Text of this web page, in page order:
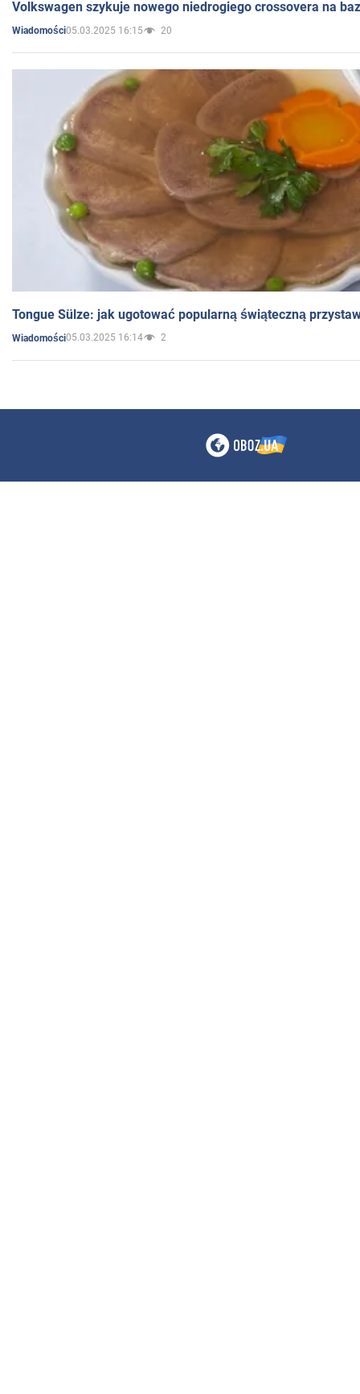
Volkswagen szykuje nowego niedrogiego crossovera na
Wiadomości05.03.2025 16:15 20
Tongue Sülze: jak ugotować popularną świąteczną
Wiadomości05.03.2025 16:14 2